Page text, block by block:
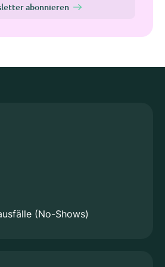
abonnieren
(No-Shows)